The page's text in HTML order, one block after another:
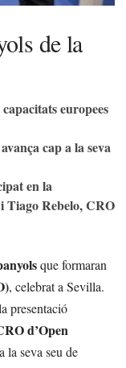
de la
europees
cap a la seva
en la
Tiago Rebelo, CRO
que formaran
, celebrat a Sevilla.
presentació
d’Open
la seva seu de